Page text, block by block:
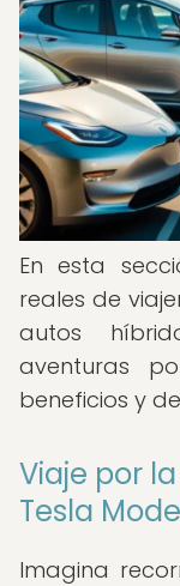
En esta
reales de
autos
aventuras
beneficios y
Viaje por
Tesla
Imagina